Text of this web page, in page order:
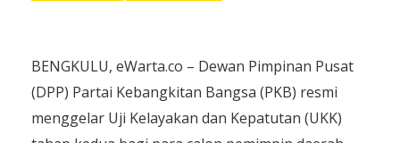
BENGKULU, eWarta.co – Dewan Pimpinan Pusat
(DPP) Partai Kebangkitan Bangsa (PKB) resmi
menggelar Uji Kelayakan dan Kepatutan (UKK)